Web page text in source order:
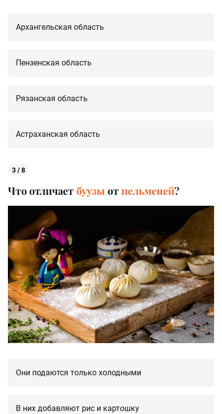
Архангельская область
Пензенская область
Рязанская область
Астраханская область
3 / 8
Что отличает буузы отпельменей?
Они подаются только холодными
В них добавляют рис и картошку